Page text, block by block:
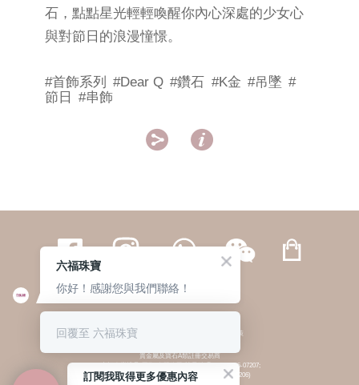
石，點點星光輕輕喚醒你內心深處的少女心
與對節日的浪漫憧憬。
#首飾系列 #Dear Q #鑽石 #K金 #吊墜 #
節日
#串飾
 
繁體 | 簡体
© 六福集團 版權所有 不得轉載 私隱政策
貴金屬及寶石A類註冊交易商
(六福企業禮品(國際)有限公司-註冊號碼:A-B-24-05-07207;
六福電子商貿有限公司-註冊號碼:A-B-24-05-07206)
訂閱我取得更多優惠內容
六福珠寶
你好！感謝您與我們聯絡！
回覆至 六福珠寶